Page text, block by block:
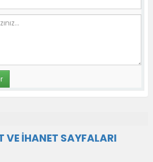
VE İHANET SAYFALARI